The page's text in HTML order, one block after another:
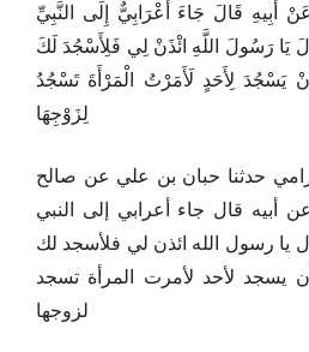
أَبِيهِ قَالَ جَاءَ أَعْرَابِيٌّ إِلَى النَّبِيِّ
يَا رَسُولَ اللَّهِ ائْذَنْ لِي فَلِأَسْجُدَ لَكَ
يَسْجُدَ لِأَحَدٍ لَأَمَرْتُ الْمَرْأَةَ تَسْجُدُ
لِزَوْجِهَا
حدثنا حبان بن علي عن صالح
أبيه قال جاء أعرابي إلى النبي
يا رسول الله ائذن لي فلأسجد لك
يسجد لأحد لأمرت المرأة تسجد
لزوجها